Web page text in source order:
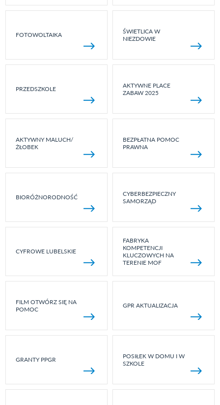
FOTOWOLTAIKA
ŚWIETLICA W
NIEZDOWIE
PRZEDSZKOLE
AKTYWNE PLACE
ZABAW 2025
AKTYWNY MALUCH/
ŻŁOBEK
BEZPŁATNA POMOC
PRAWNA
BIORÓŻNORODNOŚĆ
CYBERBEZPIECZNY
SAMORZĄD
CYFROWE LUBELSKIE
FABRYKA
KOMPETENCJI
KLUCZOWYCH NA
TERENIE MOF
FILM OTWÓRZ SIĘ NA
POMOC
GPR AKTUALIZACJA
GRANTY PPGR
POSIŁEK W DOMU I W
SZKOLE